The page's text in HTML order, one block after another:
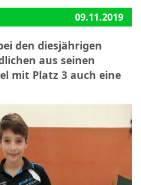
09.11.2019
den diesjährigen
aus seinen
mit Platz 3 auch eine